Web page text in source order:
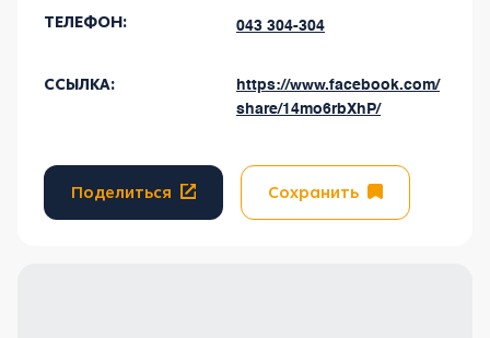
ТЕЛЕФОН: 043 304-304
ССЫЛКА:
https://www.facebook.com/
share/14mo6rbXhP/
Поделиться Сохранить